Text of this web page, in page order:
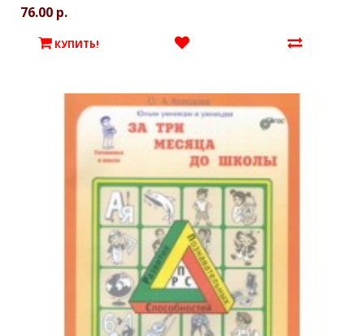
76.00 р.
КУПИТЬ!